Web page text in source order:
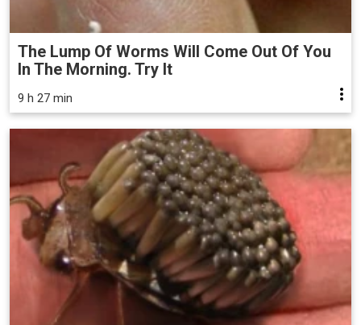
The Lump Of Worms Will Come Out Of You
In The Morning. Try It
9 h 27 min